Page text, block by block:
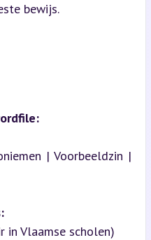
bewijs.
| Voorbeeldzin |
in Vlaamse scholen)